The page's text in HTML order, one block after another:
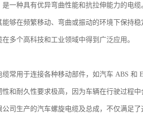
一种具有优异弯曲性能和抗拉伸能力的电缆
够在频繁移动、弯曲或振动的环境下保持稳
多个高科技和工业领域中得到广泛应用。
常用于连接各种移动部件，如汽车 ABS 和
和耐久性要求极高，因为车辆在行驶过程中
司生产的汽车螺旋电缆及总成，不仅满足